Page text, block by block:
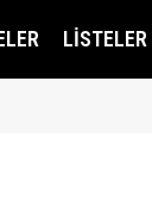
LISTELER